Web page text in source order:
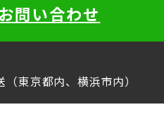
問い合わせ
東京都内、横浜市内）